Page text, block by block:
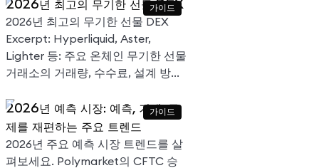
시장, LP 등에 액세스할 수 있습니다.
가이드
2026년 최고의 무기한 선물 DEX
2026년 최고의 무기한 선물 DEX
Excerpt: Hyperliquid, Aster,
Lighter 등: 주요 온체인 무기한 선물
거래소의 거래량, 수수료, 설계 방식
가이드
2026년 예측 시장: 예측, 거래, 규
제를 재편하는 주요 트렌드
2026년 주요 예측 시장 트렌드를 살
펴보세요. Polymarket의 CFTC 승